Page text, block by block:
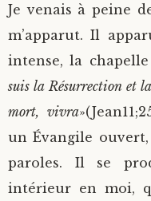
Je venais à peine
m’apparut. Il
intense, la
suis la Résurrection et
mort, vivra
un Évangile
paroles. Il se
intérieur en moi,